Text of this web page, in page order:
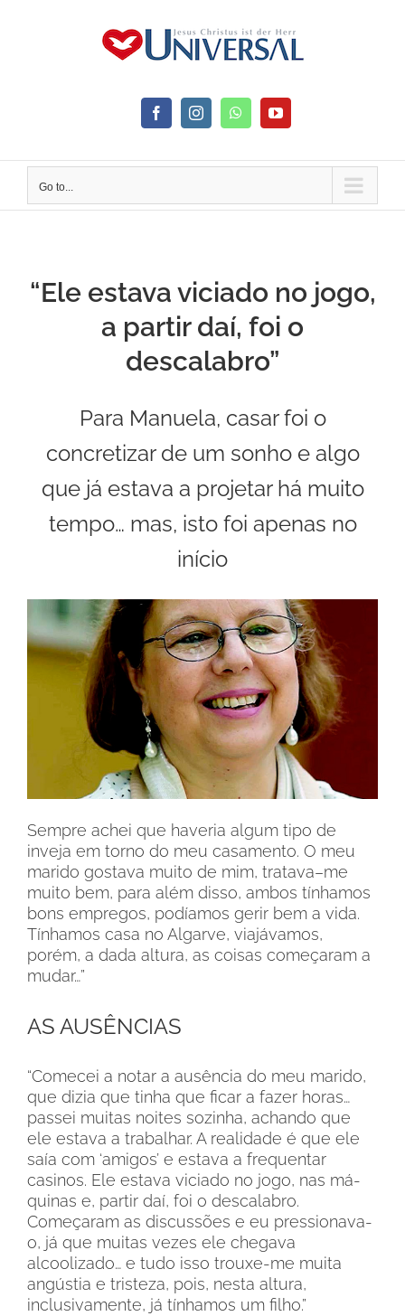
FacebookInstagramWhatsAppYouTube
Go to...
“Ele estava viciado no jogo,
a partir daí, foi o
descalabro”
Para Manuela, casar foi o
concretizar de um sonho e algo
que já estava a projetar há muito
tempo… mas, isto foi apenas no
início
Sempre achei que haveria algum tipo de
inveja em torno do meu casamento. O meu
marido gostava muito de mim, tratava–me
muito bem, para além disso, ambos tínhamos
bons empregos, podíamos gerir bem a vida.
Tínhamos casa no Algarve, viajávamos,
porém, a dada altura, as coisas começaram a
mudar…”
AS AUSÊNCIAS
“Comecei a notar a ausência do meu marido,
que dizia que tinha que ficar a fazer horas…
passei muitas noites sozinha, achando que
ele estava a trabalhar. A realidade é que ele
saía com ‘amigos’ e estava a frequentar
casinos. Ele estava viciado no jogo, nas má-
quinas e, partir daí, foi o descalabro.
Começaram as discussões e eu pressionava-
o, já que muitas vezes ele chegava
alcoolizado… e tudo isso trouxe-me muita
angústia e tristeza, pois, nesta altura,
inclusivamente, já tínhamos um filho.”